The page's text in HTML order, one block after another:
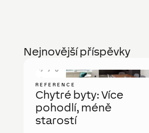
Nejnovější příspěvky
REFERENCE
Chytré byty: Více
pohodlí, méně
starostí